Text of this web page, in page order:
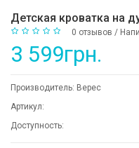
Детская кроватка на
0 отзывов /
3 599грн.
Производитель: Верес
Артикул:
Доступность: